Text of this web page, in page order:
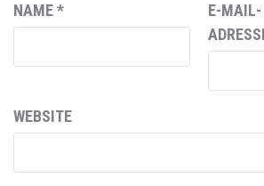
NAME*
E-MAIL-
WEBSITE